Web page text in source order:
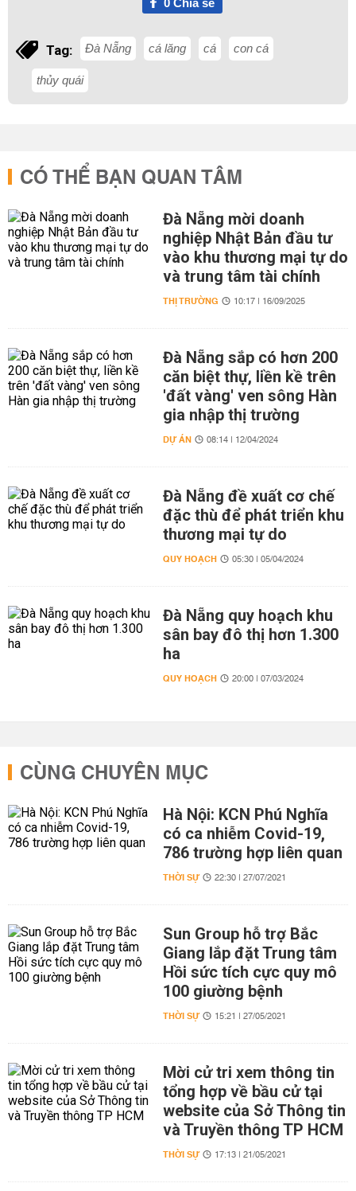
0Chia sẻ
Tag: Đà Nẵng cá lăng cá con cá
thủy quái
CÓ THỂ BẠN QUAN TÂM
Đà Nẵng mời doanh
nghiệp Nhật Bản đầu tư
vào khu thương mại tự do
và trung tâm tài chính
THỊ TRƯỜNG 10:17 | 16/09/2025
Đà Nẵng sắp có hơn 200
căn biệt thự, liền kề trên
'đất vàng' ven sông Hàn
gia nhập thị trường
DỰ ÁN 08:14 | 12/04/2024
Đà Nẵng đề xuất cơ chế
đặc thù để phát triển khu
thương mại tự do
QUY HOẠCH 05:30 | 05/04/2024
Đà Nẵng quy hoạch khu
sân bay đô thị hơn 1.300
ha
QUY HOẠCH 20:00 | 07/03/2024
CÙNG CHUYÊN MỤC
Hà Nội: KCN Phú Nghĩa
có ca nhiễm Covid-19,
786 trường hợp liên quan
THỜI SỰ 22:30 | 27/07/2021
Sun Group hỗ trợ Bắc
Giang lắp đặt Trung tâm
Hồi sức tích cực quy mô
100 giường bệnh
THỜI SỰ 15:21 | 27/05/2021
Mời cử tri xem thông tin
tổng hợp về bầu cử tại
website của Sở Thông tin
và Truyền thông TP HCM
THỜI SỰ 17:13 | 21/05/2021